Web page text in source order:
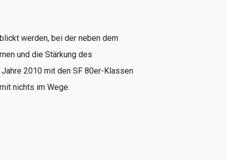
werden, bei der neben dem
und die Stärkung des
2010 mit den SF 80er-Klassen
nichts im Wege.